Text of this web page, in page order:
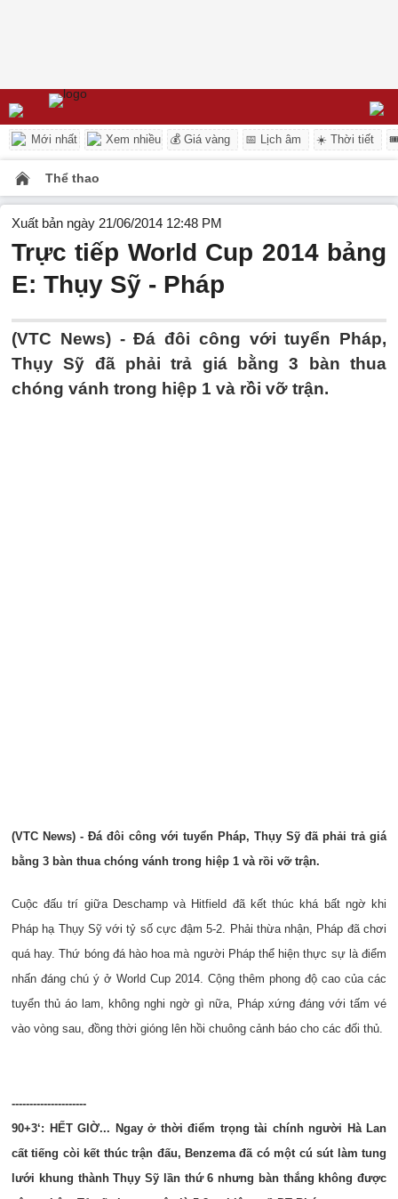
Mới nhất Xem nhiều 💰 Giá vàng 📅 Lịch âm ☀️ Thời tiết
Thể thao
Xuất bản ngày 21/06/2014 12:48 PM
Trực tiếp World Cup 2014 bảng
E: Thụy Sỹ - Pháp
(VTC News) - Đá đôi công với tuyển Pháp,
Thụy Sỹ đã phải trả giá bằng 3 bàn thua
chóng vánh trong hiệp 1 và rồi vỡ trận.
(VTC News) - Đá đôi công với tuyển Pháp, Thụy Sỹ đã phải trả giá
bằng 3 bàn thua chóng vánh trong hiệp 1 và rồi vỡ trận.
Cuộc đấu trí giữa Deschamp và Hitfield đã kết thúc khá bất ngờ khi
Pháp hạ Thụy Sỹ với tỷ số cực đậm 5-2. Phải thừa nhận, Pháp đã chơi
quá hay. Thứ bóng đá hào hoa mà người Pháp thể hiện thực sự là điểm
nhấn đáng chú ý ở World Cup 2014. Cộng thêm phong độ cao của các
tuyển thủ áo lam, không nghi ngờ gì nữa, Pháp xứng đáng với tấm vé
vào vòng sau, đồng thời gióng lên hồi chuông cảnh báo cho các đối thủ.
---------------------
90+3‘: HẾT GIỜ... Ngay ở thời điểm trọng tài chính người Hà Lan
cất tiếng còi kết thúc trận đấu, Benzema đã có một cú sút làm tung
lưới khung thành Thụy Sỹ lần thứ 6 nhưng bàn thắng không được